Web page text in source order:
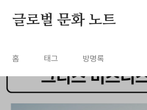
글로벌 문화 노트
홈 태그 방명록